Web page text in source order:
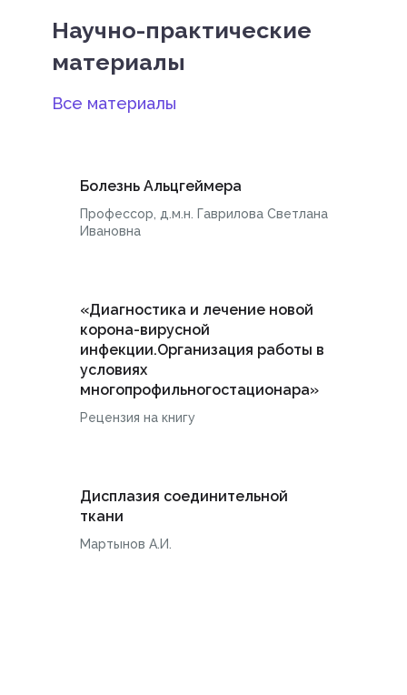
Научно-практические
материалы
Все материалы
Болезнь Альцгеймера
Профессор, д.м.н. Гаврилова Светлана
Ивановна
«Диагностика и лечение новой
корона-вирусной
инфекции.Организация работы в
условиях
многопрофильногостационара»
Рецензия на книгу
Дисплазия соединительной
ткани
Мартынов А.И.